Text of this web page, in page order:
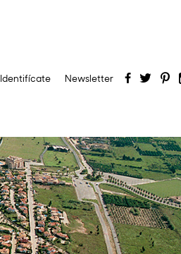
Identifícate Newsletter